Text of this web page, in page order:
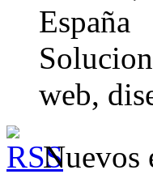
España
web,
Nuevos